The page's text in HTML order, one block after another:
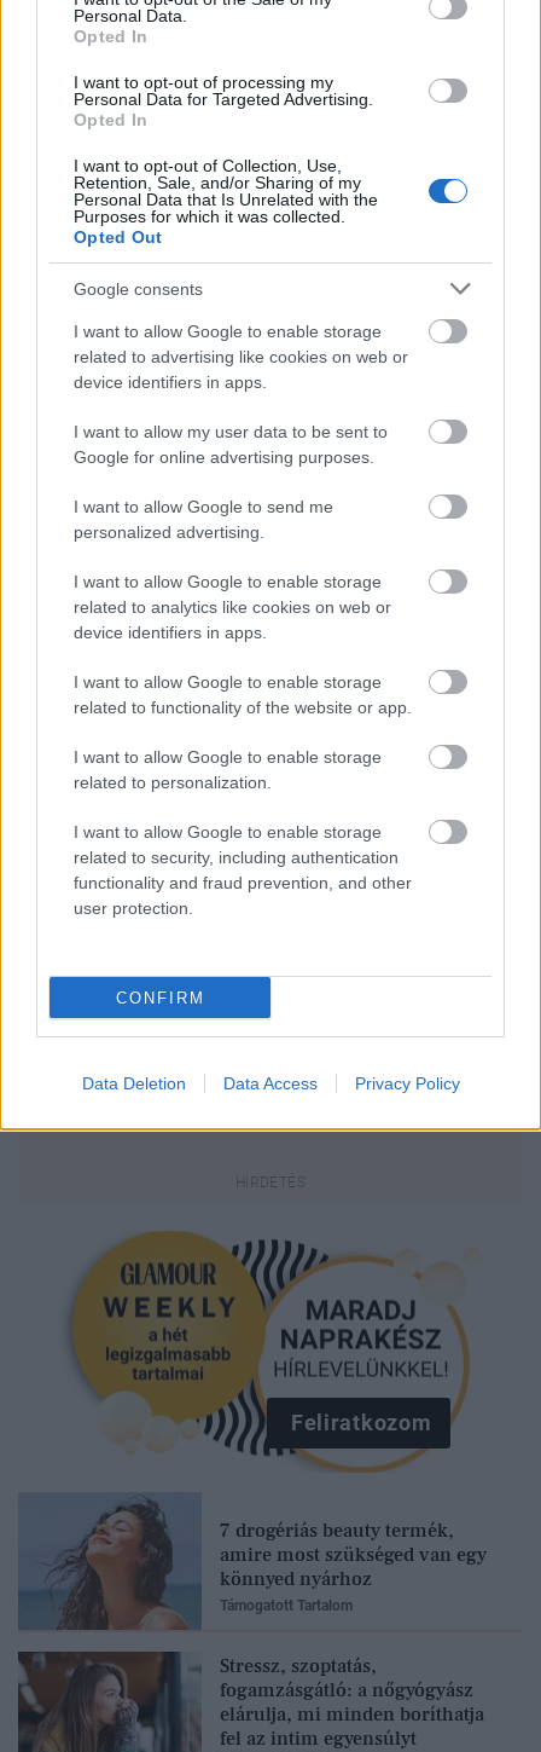
Personal Data.
Opted In
I want to opt-out of processing my
Personal Data for Targeted Advertising.
Opted In
I want to opt-out of Collection, Use,
Retention, Sale, and/or Sharing of my
Personal Data that Is Unrelated with the
Purposes for which it was collected.
Opted Out
Google consents
I want to allow Google to enable storage
related to advertising like cookies on web or
device identifiers in apps.
I want to allow my user data to be sent to
Google for online advertising purposes.
I want to allow Google to send me
personalized advertising.
I want to allow Google to enable storage
related to analytics like cookies on web or
device identifiers in apps.
I want to allow Google to enable storage
related to functionality of the website or app.
I want to allow Google to enable storage
related to personalization.
I want to allow Google to enable storage
related to security, including authentication
functionality and fraud prevention, and other
user protection.
CONFIRM
Data Deletion Data Access Privacy Policy
kifröccsent zsír vagy odaégett ételmaradék – a
három fokozatban választható pirolízises öntisztítás
teljesen elégeti az esetleges ételmaradékokat, így
tökéletesen megtisztul a sütőtér felülete.
Válassz Miele pirolízises sütőt most kedvezményes
Tudj meg többet az öntisztító sütőről
* Akció időtartama: 2016. október – 2017.
Küldés
Messengeren
Itt állíthatod be
, hogy a Google
keresőben könnyebben megtaláld a
glamour.hu cikkeit
GLAMOUR
Feliratkozom
7 drogériás beauty termék,
amire most szükséged van egy
könnyed nyárhoz
Támogatott Tartalom
Stressz, szoptatás,
fogamzásgátló: a nőgyógyász
elárulja, mi minden boríthatja
fel az intim egyensúlyt